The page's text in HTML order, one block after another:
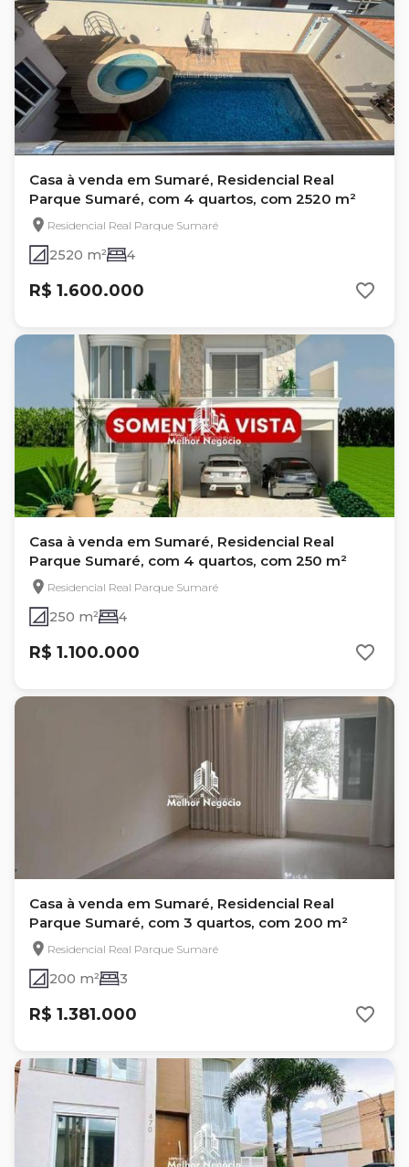
Casa à venda em Sumaré, Residencial Real
Parque Sumaré, com 4 quartos, com 2520 m²
Residencial Real Parque Sumaré
2520 m² 4
R$ 1.600.000
Casa à venda em Sumaré, Residencial Real
Parque Sumaré, com 4 quartos, com 250 m²
Residencial Real Parque Sumaré
250 m² 4
R$ 1.100.000
Casa à venda em Sumaré, Residencial Real
Parque Sumaré, com 3 quartos, com 200 m²
Residencial Real Parque Sumaré
200 m² 3
R$ 1.381.000